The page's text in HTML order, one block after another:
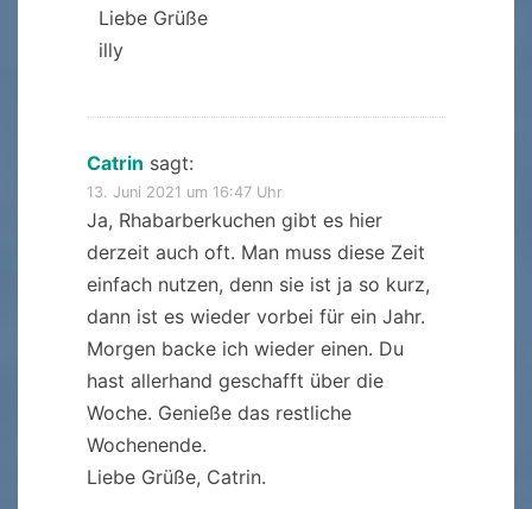
Liebe Grüße
illy
Catrin sagt:
13. Juni 2021 um 16:47 Uhr
Ja, Rhabarberkuchen gibt es hier
derzeit auch oft. Man muss diese Zeit
einfach nutzen, denn sie ist ja so kurz,
dann ist es wieder vorbei für ein Jahr.
Morgen backe ich wieder einen. Du
hast allerhand geschafft über die
Woche. Genieße das restliche
Wochenende.
Liebe Grüße, Catrin.